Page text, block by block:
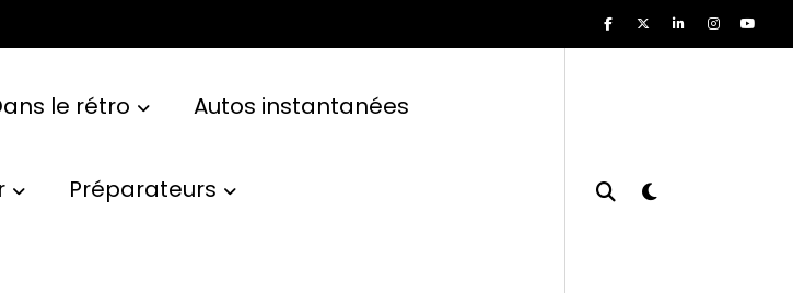
le rétro Autos instantanées
Préparateurs